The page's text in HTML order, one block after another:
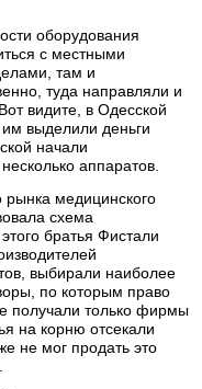
оборудования
с местными
там и
туда направляли и
видите, в Одесской
выделили деньги
начали
аппаратов.
рынка медицинского
схема
братья Фистали
выбирали наиболее
по которым право
получали только фирмы
на корню отсекали
не мог продать это